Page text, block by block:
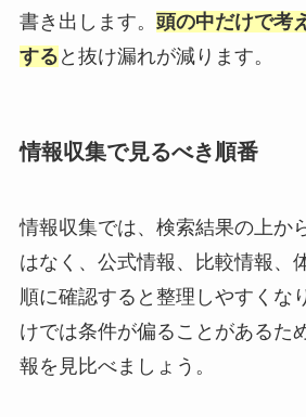
書き出します。 頭の中だけで考
する と抜け漏れが減ります。
情報収集で見るべき順番
情報収集では、検索結果の上か
はなく、公式情報、比較情報、
順に確認すると整理しやすくな
けでは条件が偏ることがあるた
報を見比べましょう。